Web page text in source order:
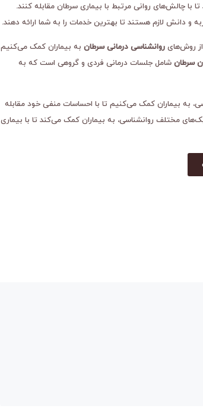
با چالش‌های روانی مرتبط با بیماری سرطان مقابله کنند.
و دانش لازم هستند تا بهترین خدمات را به شما ارائه دهند.
روش‌های روانشناسی درمانی سرطان به بیماران کمک می‌کنیم
سرطان شامل جلسات درمانی فردی و گروهی است که به
به بیماران کمک می‌کنیم تا با احساسات منفی خود مقابله
مختلف روانشناسی، به بیماران کمک می‌کند تا با بیماری